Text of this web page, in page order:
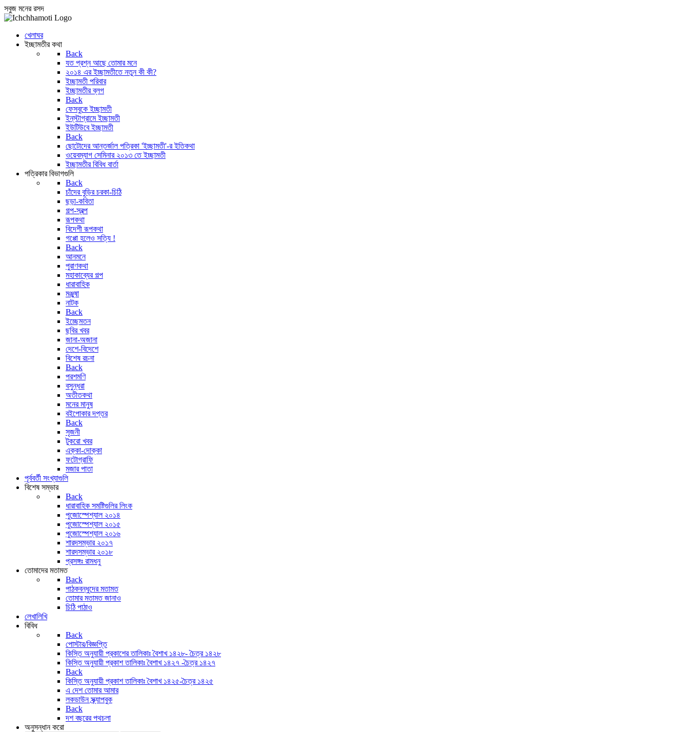
সবুজ মনের রসদ
খেলাঘর
ইচ্ছামতীর কথা
Back
যত প্রশ্ন আছে তোমার মনে
২০১৪ এর ইচ্ছামতীতে নতুন কী কী?
ইচ্ছামতী পরিবার
ইচ্ছামতীর ব্লগ
Back
ফেসবুকে ইচ্ছামতী
ইন্‌স্টাগ্রামে ইচ্ছামতী
ইউটিউবে ইচ্ছামতী
Back
ছোটোদের আন্তর্জাল পত্রিকা 'ইচ্ছামতী'-র ইতিকথা
ওয়েবম্যাগ সেমিনার ২০১৩ তে ইচ্ছামতী
ইচ্ছামতীর বিবিধ বার্তা
পত্রিকার বিভাগগুলি
Back
চাঁদের বুড়ির চরকা-চিঠি
ছড়া-কবিতা
গল্প-স্বল্প
রূপকথা
বিদেশী রূপকথা
গপ্পো হলেও সত্যি !
Back
আনমনে
পুরাণকথা
মহাকাব্যের গল্প
ধারাবাহিক
মঞ্জুষা
নাটক
Back
ইচ্ছেমতন
ছবির খবর
জানা-অজানা
দেশে-বিদেশে
বিশেষ রচনা
Back
পরশমণি
বসুন্ধরা
অতীতকথা
মনের মানুষ
বইপোকার দপ্তর
Back
সৃজনী
টুকরো খবর
এক্কা-দোক্কা
ফটোগ্রাফি
মজার পাতা
পূর্ববর্তী সংখ্যাগুলি
বিশেষ সম্ভার
Back
ধারাবাহিক সমষ্টিগুলির লিংক
পুজোস্পেশ্যাল ২০১৪
পুজোস্পেশ্যাল ২০১৫
পুজোস্পেশ্যাল ২০১৬
শারদসম্ভার ২০১৭
শারদসম্ভার ২০১৮
প্রসঙ্গঃ রামধনু
তোমাদের মতামত
Back
পাঠকবন্ধুদের মতামত
তোমার মতামত জানাও
চিঠি পাঠাও
লেখালিখি
বিবিধ
Back
পোস্টার/বিজ্ঞপ্তি
কিস্তি অনুযায়ী প্রকাশের তালিকাঃ বৈশাখ ১৪২৮- চৈত্র ১৪২৮
কিস্তি অনুযায়ী প্রকাশ তালিকাঃ বৈশাখ ১৪২৭ -চৈত্র ১৪২৭
Back
কিস্তি অনুযায়ী প্রকাশ তালিকাঃ বৈশাখ ১৪২৫-চৈত্র ১৪২৫
এ দেশ তোমার আমার
লকডাউন স্ক্র্যাপবুক
Back
দশ বছরের পথচলা
অনুসন্ধান করো